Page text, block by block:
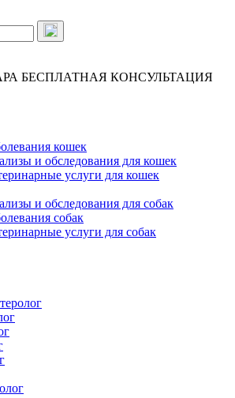
БЕСПЛАТНАЯ КОНСУЛЬТАЦИЯ
кошек
и обследования для кошек
услуги для кошек
и обследования для собак
собак
услуги для собак